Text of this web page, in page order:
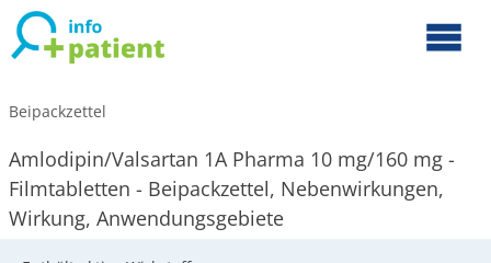
Beipackzettel
Amlodipin/Valsartan 1A Pharma 10 mg/160 mg -
Filmtabletten - Beipackzettel, Nebenwirkungen,
Wirkung, Anwendungsgebiete